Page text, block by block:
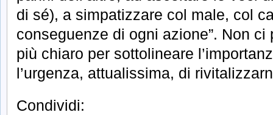
di sé), a simpatizzare col male, col
conseguenze di ogni azione”. Non
più chiaro per sottolineare
l’urgenza, attualissima, di
Condividi: